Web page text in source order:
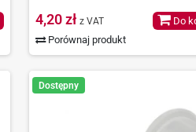
4,20 zł z VAT
Porównaj produkt
Do
Dostępny